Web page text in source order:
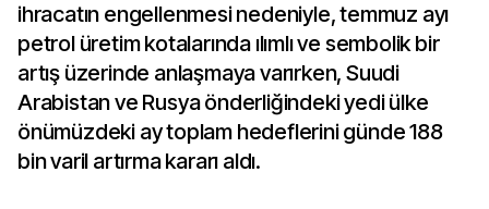
ihracatın engellenmesi nedeniyle, temmuz ayı
petrol üretim kotalarında ılımlı ve sembolik bir
artış üzerinde anlaşmaya varırken, Suudi
Arabistan ve Rusya önderliğindeki yedi ülke
önümüzdeki ay toplam hedeflerini günde 188
bin varil artırma kararı aldı.